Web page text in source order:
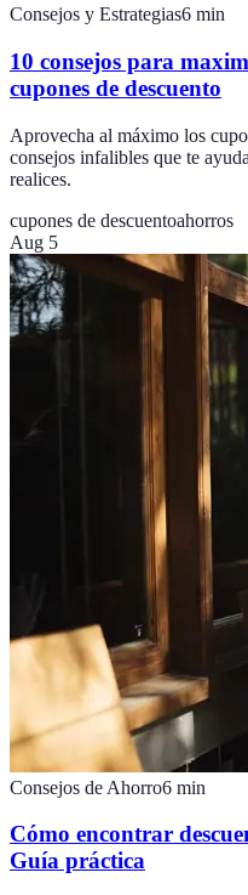
Consejos y Estrategias6 min
10 consejos para
cupones de descuento
Aprovecha al máximo los
consejos infalibles que te
realices.
cupones de descuentoahorros
Aug 5
Consejos de Ahorro6 min
Cómo encontrar
Guía práctica